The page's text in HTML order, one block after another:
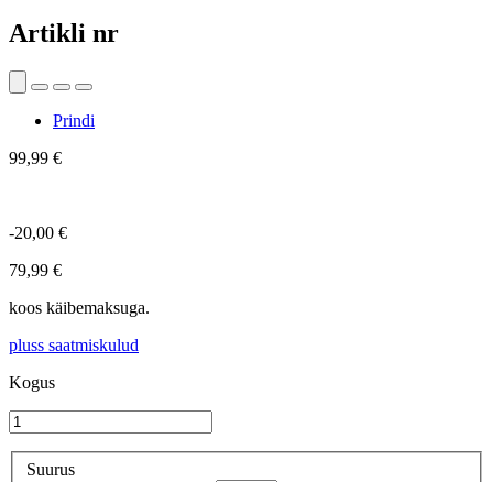
Artikli nr
Prindi
99,99 €
-20,00 €
79,99 €
koos käibemaksuga.
pluss saatmiskulud
Kogus
Suurus